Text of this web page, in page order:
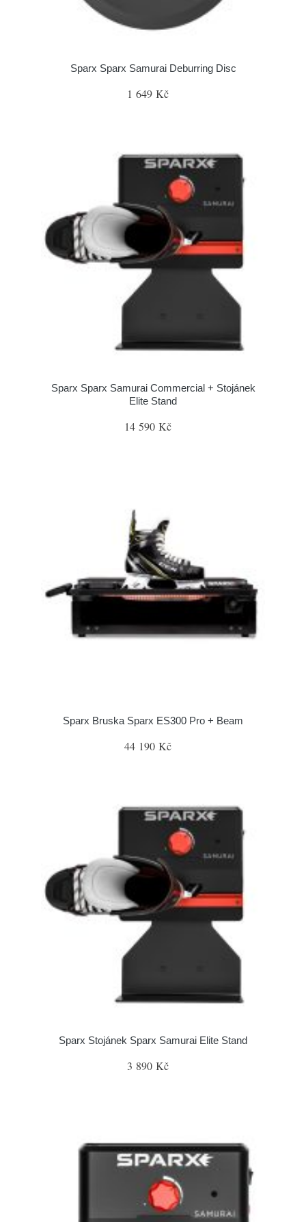
Sparx Sparx Samurai Deburring Disc
1 649 Kč
Sparx Sparx Samurai Commercial + Stojánek
Elite Stand
14 590 Kč
Sparx Bruska Sparx ES300 Pro + Beam
44 190 Kč
Sparx Stojánek Sparx Samurai Elite Stand
3 890 Kč